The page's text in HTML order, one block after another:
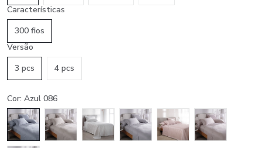
Características
300 fios
Versão
3 pcs
4 pcs
Cor: Azul 086